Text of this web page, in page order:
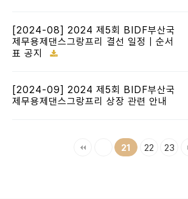
[2024-08] 2024 제5회 BIDF부산국
제무용제댄스그랑프리 결선 일정 | 순서
표 공지
[2024-09] 2024 제5회 BIDF부산국
제무용제댄스그랑프리 상장 관련 안내
21 22 23